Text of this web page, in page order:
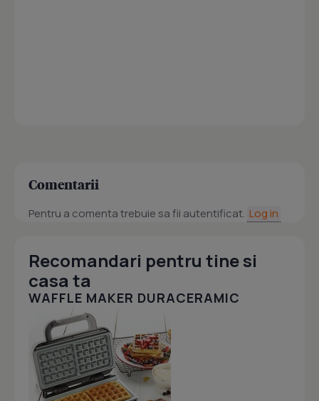
Comentarii
Pentru a comenta trebuie sa fii autentificat. Log in
Recomandari pentru tine si
casa ta
WAFFLE MAKER DURACERAMIC